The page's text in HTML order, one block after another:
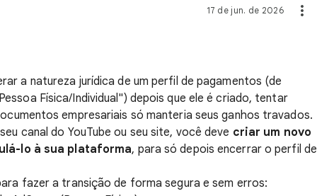
17 de jun. de 2026
a natureza jurídica de um perfil de pagamentos (de
Física/Individual") depois que ele é criado, tentar
empresariais só manteria seus ganhos travados.
canal do YouTube ou seu site, você deve criar um novo
lo à sua plataforma, para só depois encerrar o perfil de
fazer a transição de forma segura e sem erros: